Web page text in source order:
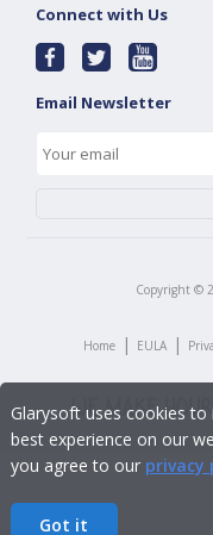
Connect with Us
Email Newsletter
Copyright ©
Home | EULA |
Glarysoft uses cookies
best experience on our
you agree to our privacy
Got it